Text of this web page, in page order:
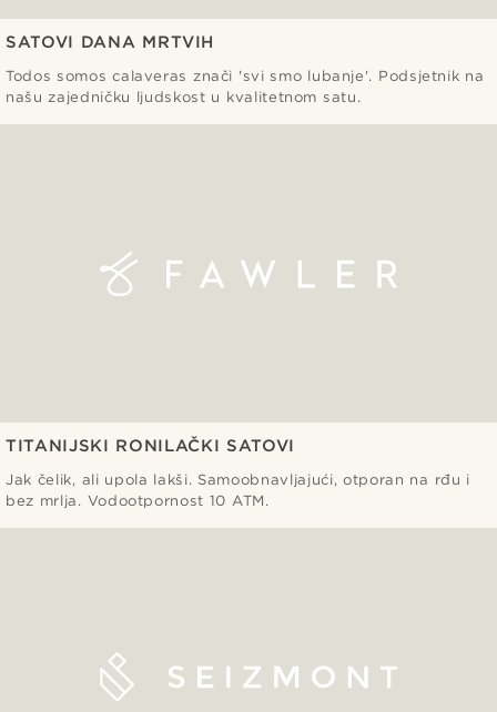
SATOVI DANA MRTVIH
Todos somos calaveras znači 'svi smo lubanje'. Podsjetnik na
našu zajedničku ljudskost u kvalitetnom satu.
TITANIJSKI RONILAČKI SATOVI
Jak čelik, ali upola lakši. Samoobnavljajući, otporan na rđu i
bez mrlja. Vodootpornost 10 ATM.